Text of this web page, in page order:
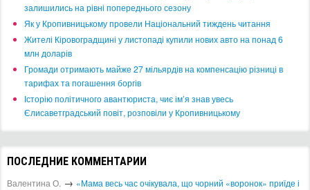
залишились на рівні попереднього сезону
​Як у Кропивницькому провели Національний тиждень читання
​Жителі Кіровоградщині у листопаді купили нових авто на понад 6
млн доларів
​Громади отримають майже 27 мільярдів на компенсацію різниці в
тарифах та погашення боргів
Історію політичного авантюриста, чиє ім’я знав увесь
Єлисаветградський повіт, розповіли у Кропивницькому
ПОСЛЕДНИЕ КОММЕНТАРИИ
Валентина О. → «Мама весь час очікувала, що чорний «воронок» приїде і